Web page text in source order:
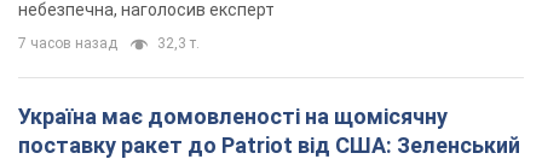
небезпечна, наголосив експерт
7 часов назад 32,3 т.
Україна має домовленості на щомісячну
поставку ракет до Patriot від США: Зеленський